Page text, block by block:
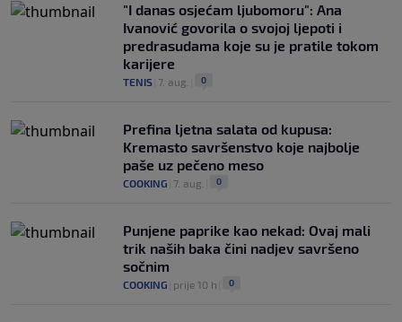
"I danas osjećam ljubomoru": Ana
Ivanović govorila o svojoj ljepoti i
predrasudama koje su je pratile tokom
karijere
TENIS 7. aug. 0
Prefina ljetna salata od kupusa:
Kremasto savršenstvo koje najbolje
paše uz pečeno meso
COOKING 7. aug. 0
Punjene paprike kao nekad: Ovaj mali
trik naših baka čini nadjev savršeno
sočnim
COOKING prije 10 h 0